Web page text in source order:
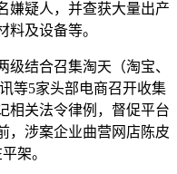
嫌疑人，并查获大量出产
料及设备等。
结合召集淘天（淘宝、
等5家头部电商召开收集
相关法令律例，督促平台
，涉案企业曲营网店陈皮
架。